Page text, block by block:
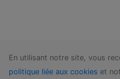
En utilisant notre site, vous
politique liée aux cookies et